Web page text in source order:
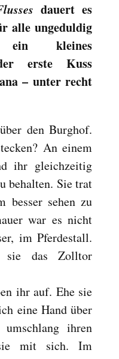
dauert es
alle ungeduldig
ein kleines
erste Kuss
– unter recht
den Burghof.
An einem
ihr gleichzeitig
behalten. Sie trat
besser sehen zu
war es nicht
im Pferdestall.
sie das Zolltor
ihr auf. Ehe sie
eine Hand über
ihren
mit sich. Im